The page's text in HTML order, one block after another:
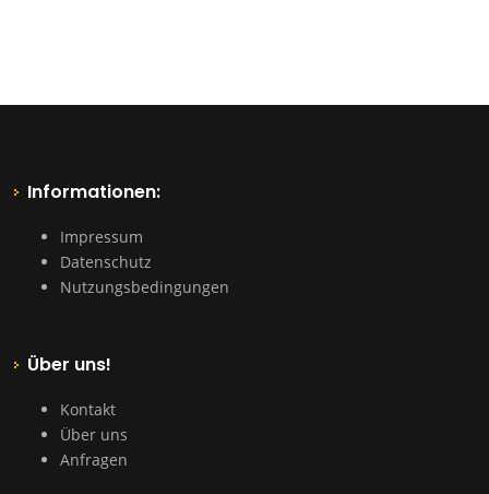
Informationen:
Impressum
Datenschutz
Nutzungsbedingungen
Über uns!
Kontakt
Über uns
Anfragen